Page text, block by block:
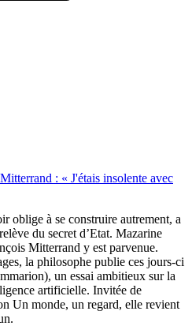
: « J'étais insolente avec
oblige à se construire autrement, a
du secret d’Etat. Mazarine
Mitterrand y est parvenue.
la philosophe publie ces jours-ci
un essai ambitieux sur la
artificielle. Invitée de
Un monde, un regard, elle revient